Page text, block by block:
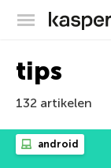
tips
132 artikelen
android